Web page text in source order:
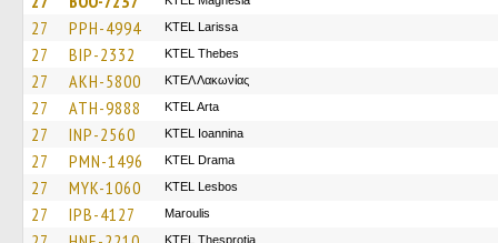
27 PPH-4994 KTEL Larissa
27 BIP-2332 KTEL Thebes
27 AKH-5800 ΚΤΕΛ Λακωνίας
27 ATH-9888 KTEL Arta
27 INP-2560 KTEL Ioannina
27 PMN-1496 KTEL Drama
27 MYK-1060 KTEL Lesbos
27 IPB-4127 Maroulis
KTEL Thesprotia